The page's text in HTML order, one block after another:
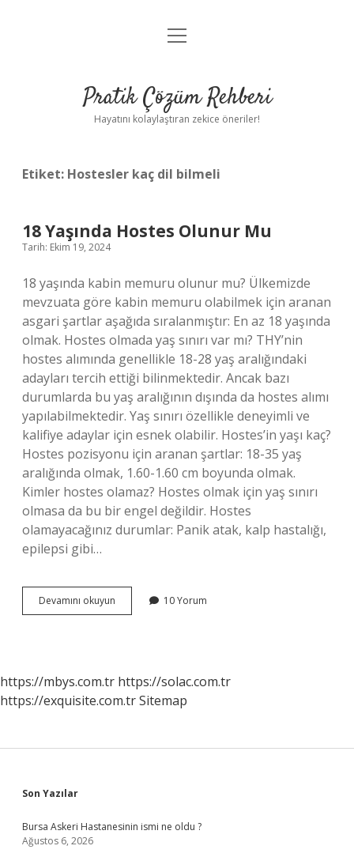
Anasayfa
Yasal Uyarı
menüyü
Pratik Çözüm Rehberi
Hayatını kolaylaştıran zekice öneriler!
Etiket: Hostesler kaç dil bilmeli
18 Yaşında Hostes Olunur Mu
Tarih: Ekim 19, 2024
18 yaşında kabin memuru olunur mu? Ülkemizde
mevzuata göre kabin memuru olabilmek için aranan
asgari şartlar aşağıda sıralanmıştır: En az 18 yaşında
olmak. Hostes olmada yaş sınırı var mı? THY’nin
hostes alımında genellikle 18-28 yaş aralığındaki
adayları tercih ettiği bilinmektedir. Ancak bazı
durumlarda bu yaş aralığının dışında da hostes alımı
yapılabilmektedir. Yaş sınırı özellikle deneyimli ve
kalifiye adaylar için esnek olabilir. Hostes’in yaşı kaç?
Hostes pozisyonu için aranan şartlar: 18-35 yaş
aralığında olmak, 1.60-1.60 cm boyunda olmak.
Kimler hostes olamaz? Hostes olmak için yaş sınırı
olmasa da bu bir engel değildir. Hostes
olamayacağınız durumlar: Panik atak, kalp hastalığı,
epilepsi gibi…
Devamını okuyun
Yaşında
10 Yorum
https://mbys.com.tr https://solac.com.tr
https://exquisite.com.trSitemap
Sidebar
Son Yazılar
Bursa Askeri Hastanesinin ismi ne oldu ?
Ağustos 6, 2026